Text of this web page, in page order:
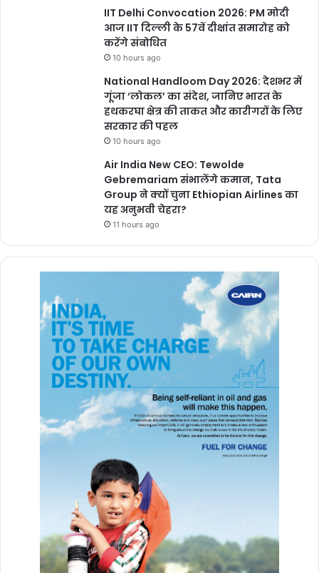
IIT Delhi Convocation 2026: PM मोदी
आज IIT दिल्ली के 57वें दीक्षांत समारोह को
करेंगे संबोधित
10 hours ago
National Handloom Day 2026: देशभर में
गूंजा ‘लोकल’ का संदेश, जानिए भारत के
हथकरघा क्षेत्र की ताकत और कारीगरों के लिए
सरकार की पहल
10 hours ago
Air India New CEO: Tewolde
Gebremariam संभालेंगे कमान, Tata
Group ने क्यों चुना Ethiopian Airlines का
यह अनुभवी चेहरा?
11 hours ago